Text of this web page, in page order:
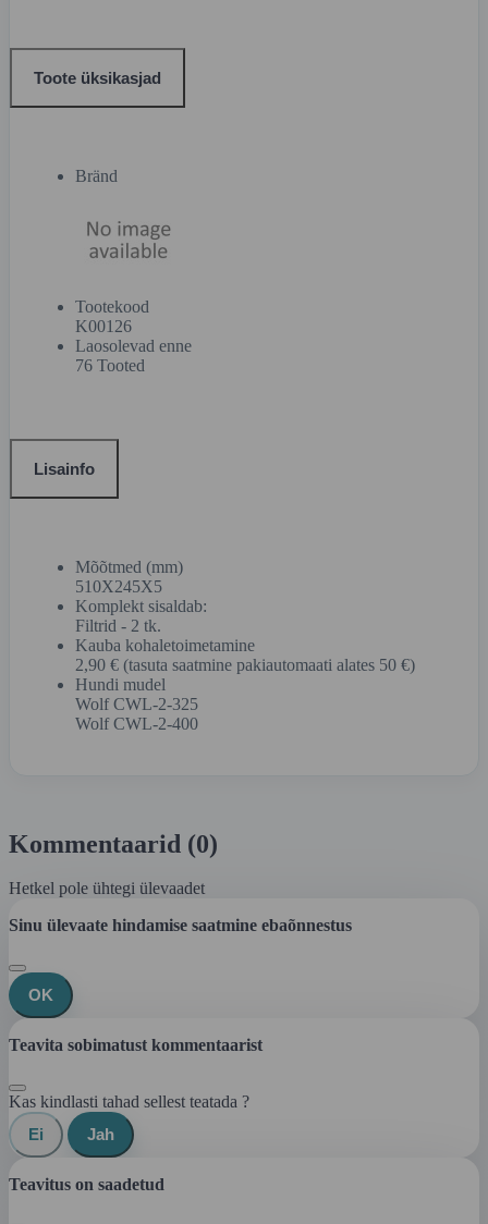
Toote üksikasjad
Bränd
Tootekood
K00126
Laosolevad enne
76 Tooted
Lisainfo
Mõõtmed (mm)
510X245X5
Komplekt sisaldab:
Filtrid - 2 tk.
Kauba kohaletoimetamine
2,90 € (tasuta saatmine pakiautomaati alates 50 €)
Hundi mudel
Wolf CWL-2-325
Wolf CWL-2-400
Kommentaarid (0)
Hetkel pole ühtegi ülevaadet
Sinu ülevaate hindamise saatmine ebaõnnestus
OK
Teavita sobimatust kommentaarist
Kas kindlasti tahad sellest teatada ?
Ei
Jah
Teavitus on saadetud